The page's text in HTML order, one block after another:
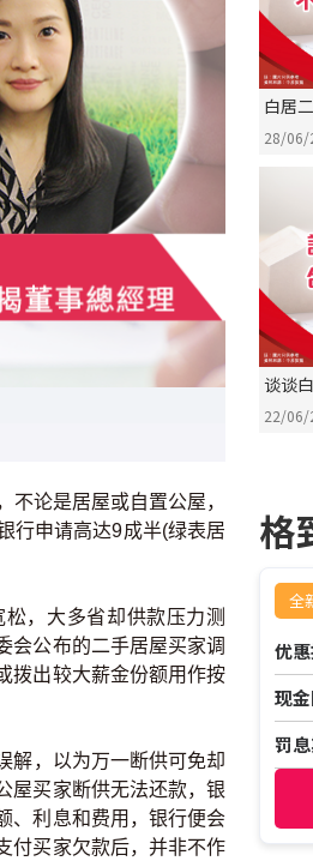
论是居屋或自置公屋，
行申请高达9成半(绿表居
，大多省却供款压力测
会公布的二手居屋买家调
拨出较大薪金份额用作按
，以为万一断供可免却
屋买家断供无法还款，银
、利息和费用，银行便会
付买家欠款后，并非不作
白居
28/06/
谈谈
22/06/
格
全
优
现
罚